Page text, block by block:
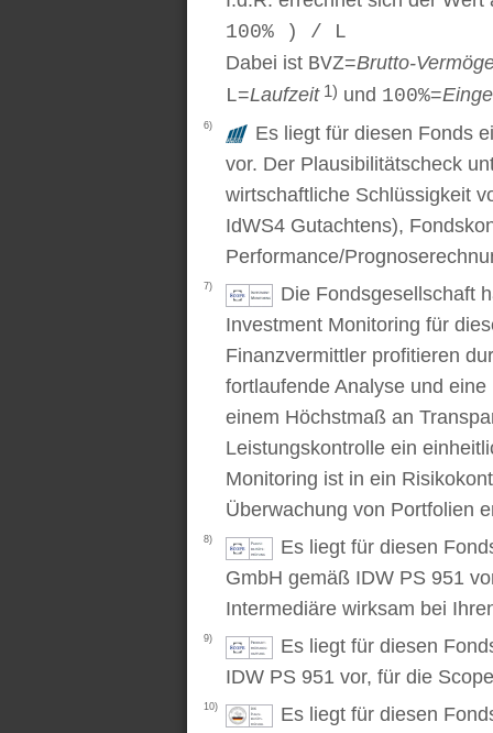
100% ) / L
Dabei ist BVZ=Brutto-
L=Laufzeit1) und 100%=
6)
Es liegt für diesen Fonds
vor. Der Plausibilitätscheck
wirtschaftliche Schlüssigkeit
IdWS4 Gutachtens),
Performance/
7)
Die Fondsgesellschaft
Investment Monitoring für
Finanzvermittler profitieren
fortlaufende Analyse und
einem Höchstmaß an
Leistungskontrolle ein
Monitoring ist in ein
Überwachung von Portfolien
8)
Es liegt für diesen
GmbH gemäß IDW PS 951
Intermediäre wirksam bei
9)
Es liegt für diesen
IDW PS 951 vor, für die
10)
Es liegt für diesen